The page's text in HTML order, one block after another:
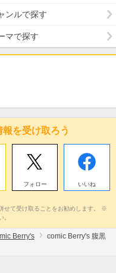
ンルで探す
マで探す
を受け取ろう
フォロー いいね
せて受け取ることをお勧めします。 ※
。
Berry's
comic Berry's 腹黒